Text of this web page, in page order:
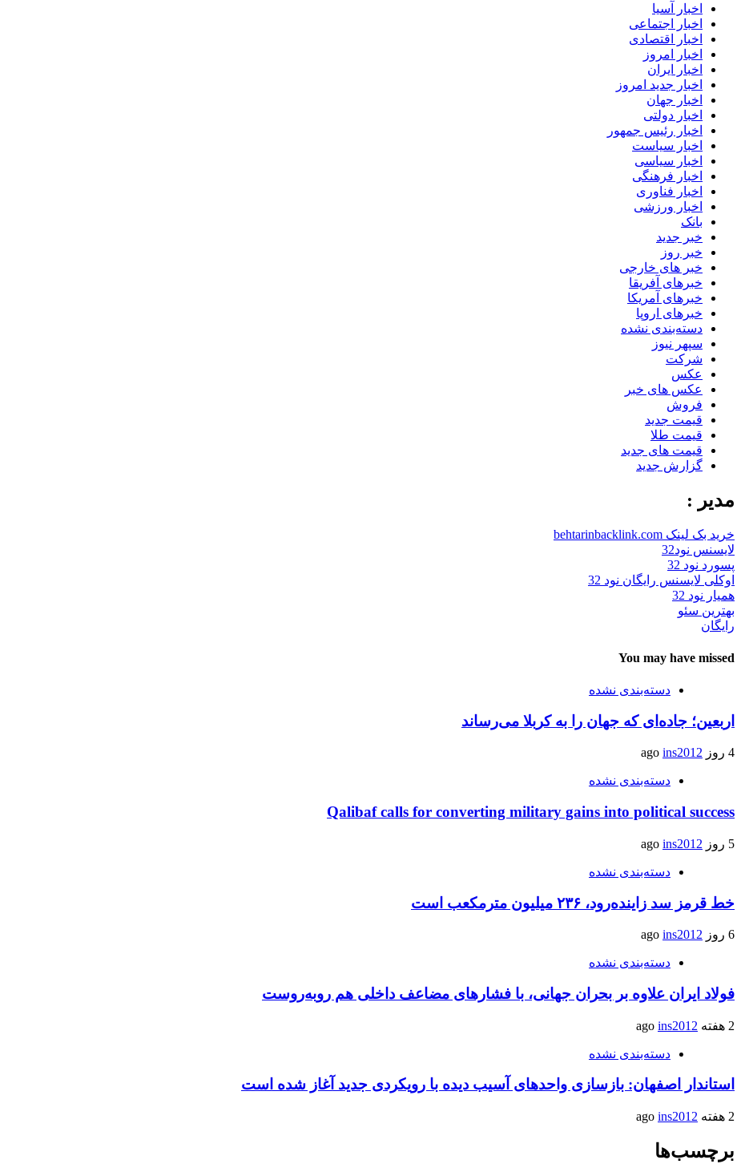
اخبار آسیا
اخبار اجتماعی
اخبار اقتصادی
اخبار امروز
اخبار ایران
اخبار جدید امروز
اخبار جهان
اخبار دولتی
اخبار رئیس جمهور
اخبار سیاست
اخبار سیاسی
اخبار فرهنگی
اخبار فناوری
اخبار ورزشی
بانک
خبر جدید
خبر روز
خبر های خارجی
خبرهای آفریقا
خبرهای آمریکا
خبرهای اروپا
دسته‌بندی نشده
سپهر نیوز
شرکت
عکس
عکس های خبر
فروش
قیمت جدید
قیمت طلا
قیمت های جدید
گزارش جدید
مدیر :
خرید بک لینک behtarinbacklink.com
لایسنس نود32
پسورد نود 32
اوکلی لایسنس رایگان نود 32
همیار نود 32
بهترین سئو
رایگان
You may have missed
دسته‌بندی نشده
اربعین؛ جاده‌ای که جهان را به کربلا می‌رساند
4 روز ago ins2012
دسته‌بندی نشده
Qalibaf calls for converting military gains into political success
5 روز ago ins2012
دسته‌بندی نشده
خط قرمز سد زاینده‌رود، ۲۳۶ میلیون مترمکعب است
6 روز ago ins2012
دسته‌بندی نشده
فولاد ایران علاوه بر بحران جهانی، با فشارهای مضاعف داخلی هم روبه‌روست
2 هفته ago ins2012
دسته‌بندی نشده
استاندار اصفهان: بازسازی واحدهای آسیب دیده با رویکردی جدید آغاز شده است
2 هفته ago ins2012
برچسب‌ها